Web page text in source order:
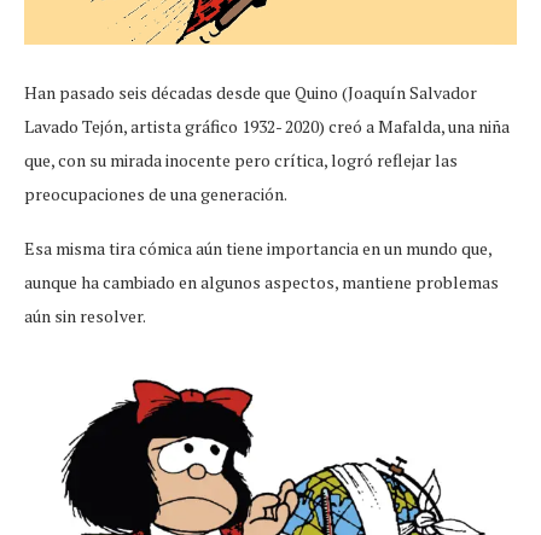
Han pasado seis décadas desde que Quino (Joaquín Salvador
Lavado Tejón, artista gráfico 1932- 2020) creó a Mafalda, una niña
que, con su mirada inocente pero crítica, logró reflejar las
preocupaciones de una generación.
Esa misma tira cómica aún tiene importancia en un mundo que,
aunque ha cambiado en algunos aspectos, mantiene problemas
aún sin resolver.